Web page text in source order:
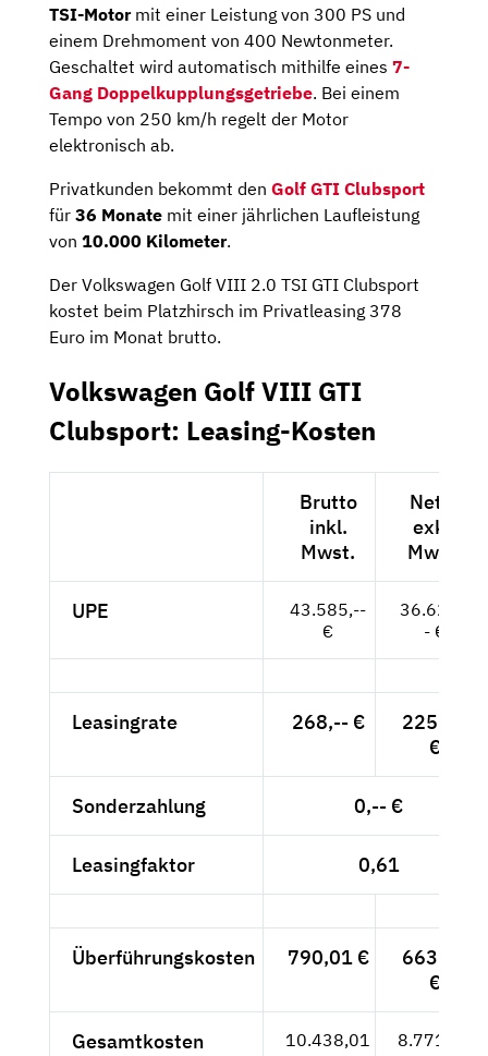
TSI-Motormit einer Leistung von 300 PS und
einem Drehmoment von 400 Newtonmeter.
Geschaltet wird automatisch mithilfe eines 7-
Gang Doppelkupplungsgetriebe. Bei einem
Tempo von 250 km/h regelt der Motor
elektronisch ab.
Privatkunden bekommt den Golf GTI Clubsport
für 36 Monate mit einer jährlichen Laufleistung
von 10.000 Kilometer.
Der Volkswagen Golf VIII 2.0 TSI GTI Clubsport
kostet beim Platzhirsch im Privatleasing 378
Euro im Monat brutto.
Volkswagen Golf VIII GTI
Clubsport: Leasing-Kosten
Brutto
inkl.
Mwst.
Netto
exkl.
Mwst.
UPE
43.585,--
€
36.626,-
- €
Leasingrate 268,-- €
225,21
€
Sonderzahlung 0,-- €
Leasingfaktor 0,61
Überführungskosten 790,01 €
663,87
€
Gesamtkosten
10.438,01
8.771,44